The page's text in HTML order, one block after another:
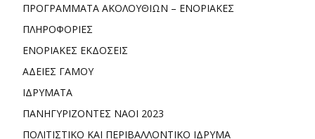
ΠΡΟΓΡΑΜΜΑΤΑ ΑΚΟΛΟΥΘΙΩΝ – ΕΝΟΡΙΑΚΕΣ
ΠΛΗΡΟΦΟΡΙΕΣ
ΕΝΟΡΙΑΚΕΣ ΕΚΔΟΣΕΙΣ
ΑΔΕΙΕΣ ΓΑΜΟΥ
ΙΔΡΥΜΑΤΑ
ΠΑΝΗΓΥΡΙΖΟΝΤΕΣ ΝΑΟΙ 2023
ΠΟΛΙΤΙΣΤΙΚΟ ΚΑΙ ΠΕΡΙΒΑΛΛΟΝΤΙΚΟ ΙΔΡΥΜΑ